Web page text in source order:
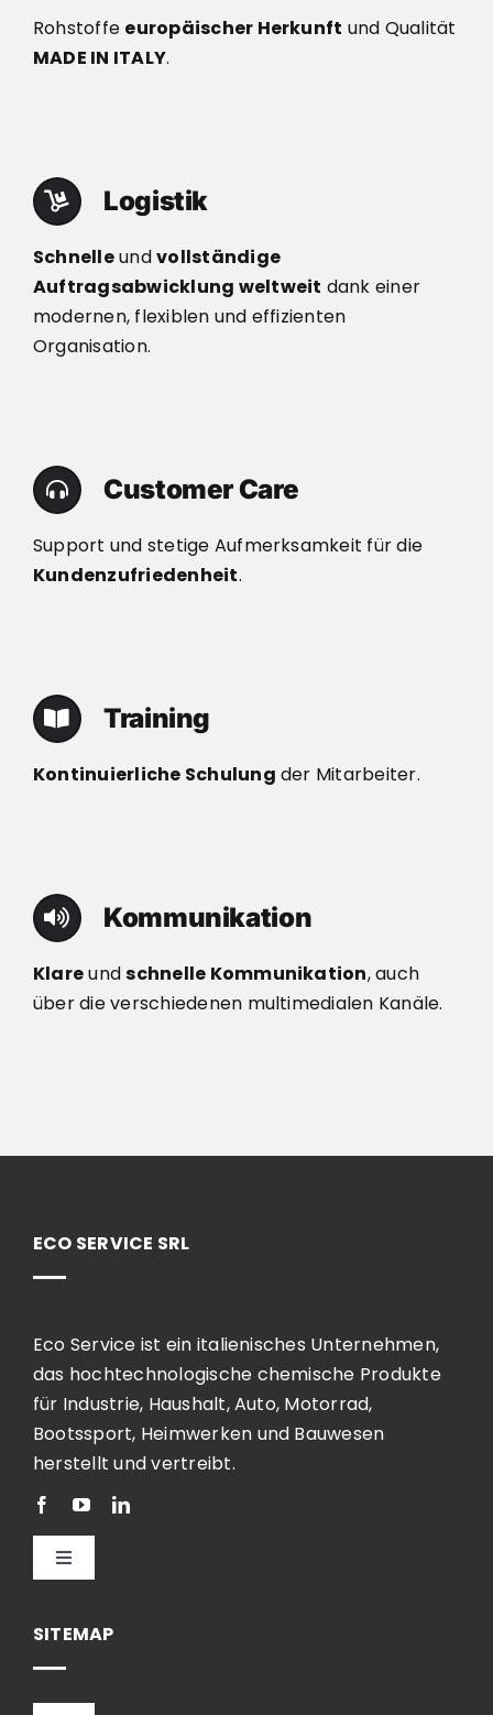
Rohstoffe europäischer Herkunft und Qualität
MADE IN ITALY.
Logistik
Schnelleundvollständige
Auftragsabwicklung weltweit dank einer
modernen, flexiblen und effizienten
Organisation.
Customer Care
Support und stetige Aufmerksamkeit für die
Kundenzufriedenheit.
Training
Kontinuierliche Schulung der Mitarbeiter.
Kommunikation
Klareundschnelle Kommunikation, auch
über die verschiedenen multimedialen Kanäle.
ECO SERVICE SRL
Eco Service ist ein italienisches Unternehmen,
das hochtechnologische chemische Produkte
für Industrie, Haushalt, Auto, Motorrad,
Bootssport, Heimwerken und Bauwesen
herstellt und vertreibt.
Toggle
SITEMAP